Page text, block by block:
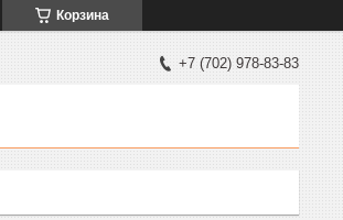
Корзина
+7 (702) 978-83-83